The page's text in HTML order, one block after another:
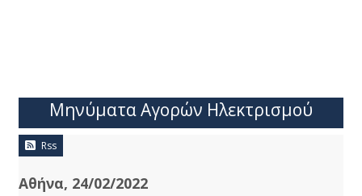
Μηνύματα Αγορών Ηλεκτρισμού
Rss
Αθήνα, 24/02/2022